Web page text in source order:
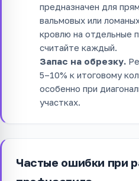
предназначен для
вальмовых или
кровлю на отдельные
считайте каждый.
Запас на обрезку.
5–10% к итоговому
особенно при
участках.
Частые ошибки при